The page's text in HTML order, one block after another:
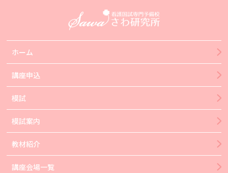
ホーム
講座申込
模試
模試案内
教材紹介
講座会場一覧